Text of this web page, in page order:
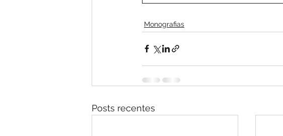
Monografias
Posts recentes